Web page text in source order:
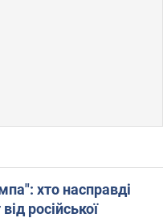
хто насправді
російської